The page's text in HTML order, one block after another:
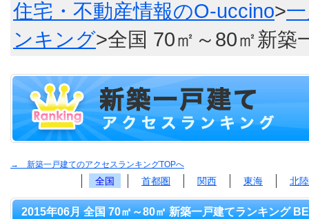
住宅・不動産情報のO-uccino>
ンキング>全国 70㎡～80㎡新築
→ 新築一戸建てのアクセスランキングTOPへ
全国 首都圏 関西 東海 北
2015年06月 全国 70㎡～80㎡ 新築一戸建てランキング